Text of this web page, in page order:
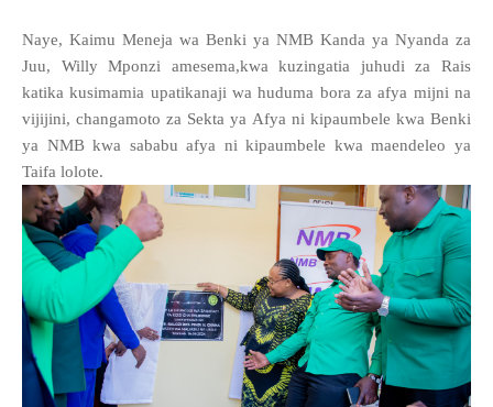
Naye, Kaimu Meneja wa Benki ya NMB Kanda ya Nyanda za
Juu, Willy Mponzi amesema,kwa kuzingatia juhudi za Rais
katika kusimamia upatikanaji wa huduma bora za afya mijni na
vijijini, changamoto za Sekta ya Afya ni kipaumbele kwa Benki
ya NMB kwa sababu afya ni kipaumbele kwa maendeleo ya
Taifa lolote.